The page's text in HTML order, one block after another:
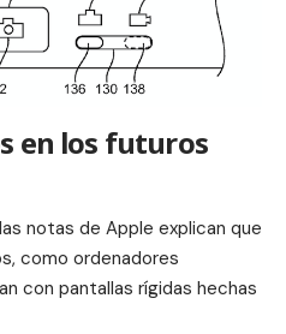
en los futuros
notas de Apple explican que
como ordenadores
con pantallas rígidas hechas